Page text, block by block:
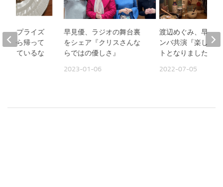
早見優、ラジオの舞台裏
をシェア『クリスさんな
らではの優しさ』
2023-01-06
渡辺めぐみ、早見
ンバ共演『楽しい
トとなりました』
2022-07-05
のサプライズ
事から帰って
できているな